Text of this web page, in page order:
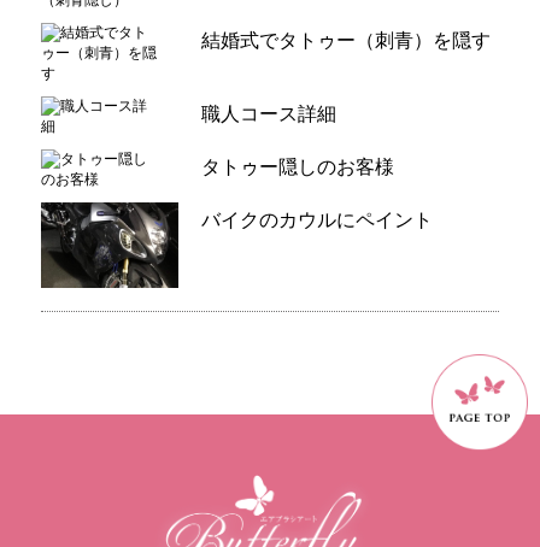
結婚式でタトゥー（刺青）を隠す
職人コース詳細
タトゥー隠しのお客様
バイクのカウルにペイント